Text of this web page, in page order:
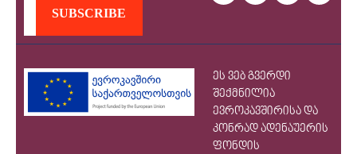
ᲛᲝᲥᲐᲚᲐᲥᲔᲡ
ᲑᲘᲖᲜᲔᲡᲡ
ᲡᲔᲠᲕᲘᲡᲔᲑᲘ
ᲡᲐᲯᲐᲠᲝ
ეს ვებ გვერდი
შექმნილია
ევროკავშირისა და
კონრად ადენაუერის
ფონდის